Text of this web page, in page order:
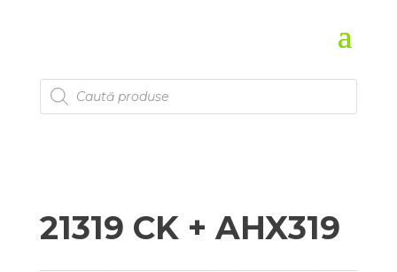
Products
search
21319 CK + AHX319